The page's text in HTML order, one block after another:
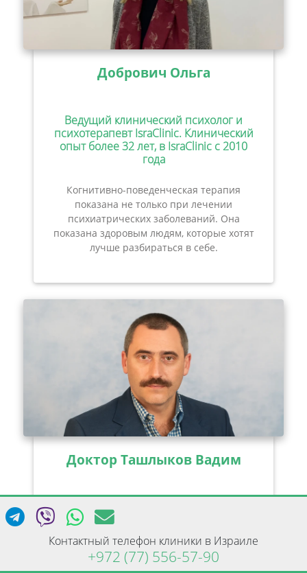
Добрович Ольга
Ведущий клинический психолог и
психотерапевт IsraClinic. Клинический
опыт более 32 лет, в IsraClinic с 2010
года
Когнитивно-поведенческая терапия
показана не только при лечении
психиатрических заболеваний. Она
показана здоровым людям, которые хотят
лучше разбираться в себе.
Доктор Ташлыков Вадим
Врач-невролог высшей категории с
клиническим стажем 30 лет | IsraClinic
Осмотр невролога в рамках комплексной
диагностики помогает исключить или
Контактный телефон клиники в Израиле
+972 (77) 556-57-90